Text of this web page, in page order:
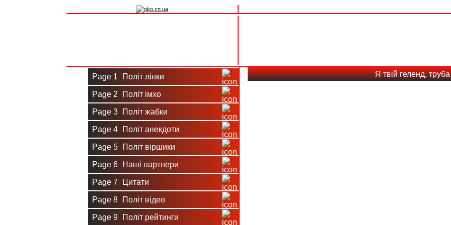
Page 1 Політ лінки
Page 2 Політ імхо
Page 3 Політ жабки
Page 4 Політ анекдоти
Page 5 Політ віршики
Page 6 Наші партнери
Page 7 Цитати
Page 8 Політ відео
Page 9 Політ рейтинги
Я твій геленд,